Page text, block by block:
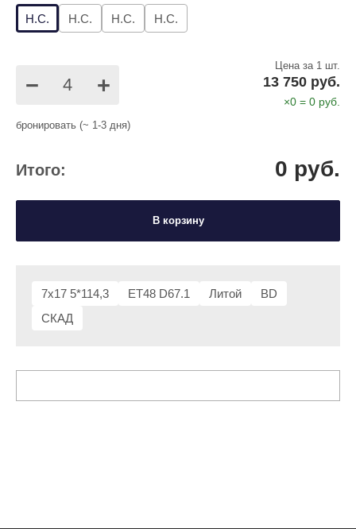
7x17 5*114,3 ET48 D67.1 Литой
BD
СКАД
Н.С. Н.С. Н.С. Н.С.
− +
Цена за 1 шт.
13 750 руб.
×0 = 0 руб.
бронировать (~ 1-3 дня)
Итого: 0 руб.
В корзину